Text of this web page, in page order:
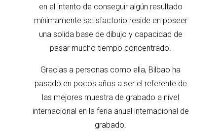
en el intento de conseguir algún resultado
mínimamente satisfactorio reside en poseer
una solida base de dibujo y capacidad de
pasar mucho tiempo concentrado.
Gracias a personas como ella, Bilbao ha
pasado en pocos años a ser el referente de
las mejores muestra de grabado a nivel
internacional en la feria anual internacional de
grabado.